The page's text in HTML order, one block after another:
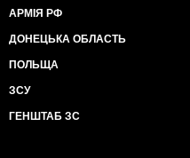
АРМІЯ РФ
ДОНЕЦЬКА ОБЛАСТЬ
ПОЛЬЩА
ЗСУ
ГЕНШТАБ ЗС